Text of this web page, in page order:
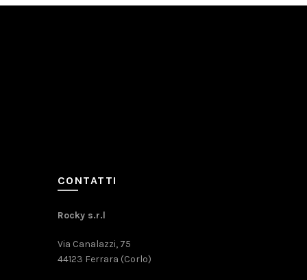
CONTATTI
Rocky s.r.l
Via Canalazzi, 75
44123 Ferrara (Corlo)